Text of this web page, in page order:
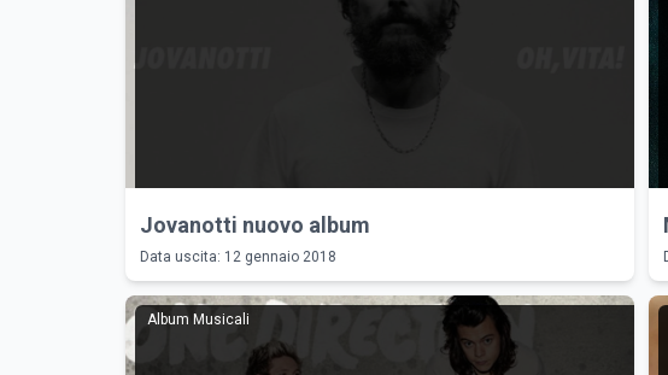
Jovanotti nuovo album
Data uscita: 12 gennaio 2018
Album Musicali